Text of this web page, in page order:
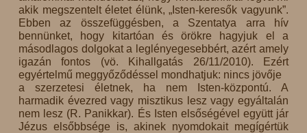
akik megszentelt életet élünk, „Isten-keresők vagyunk”.
Ebben az összefüggésben, a Szentatya arra hív
bennünket, hogy kitartóan és örökre hagyjuk el a
másodlagos dolgokat a leglényegesebbért, azért amely
igazán fontos (vö. Kihallgatás 26/11/2010). Ezért
egyértelmű meggyőződéssel mondhatjuk: nincs jövője
a szerzetesi életnek, ha nem Isten-központú. A
harmadik évezred vagy misztikus lesz vagy egyáltalán
nem lesz (R. Panikkar). És Isten elsőségével együtt jár
Jézus elsőbbsége is, akinek nyomdokait megígértük